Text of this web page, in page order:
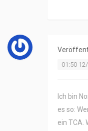
01:50
Ich bin
es so:
ein TCA.